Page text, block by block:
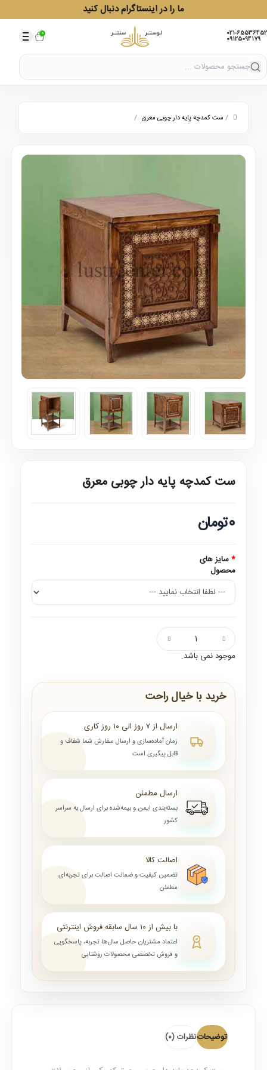
ما را در اینستاگرام دنبال کنید
021-65536452
09125094179
0
/ ست کمدچه پایه دار چوبی معرق /
ست کمدچه پایه دار چوبی معرق
0تومان
سایز های
محصول
موجود نمی باشد.
خرید با خیال راحت
ارسال از ۷ روز الی ۱۰ روز کاری
زمان آماده‌سازی و ارسال سفارش شما شفاف و
قابل پیگیری است
ارسال مطمئن
بسته‌بندی ایمن و بیمه‌شده برای ارسال به سراسر
کشور
اصالت کالا
تضمین کیفیت و ضمانت اصالت برای تجربه‌ای
مطمئن
با بیش از ۱۰ سال سابقه فروش اینترنتی
اعتماد مشتریان حاصل سال‌ها تجربه، پاسخگویی
و فروش تخصصی محصولات روشنایی
توضیحاتنظرات (0)